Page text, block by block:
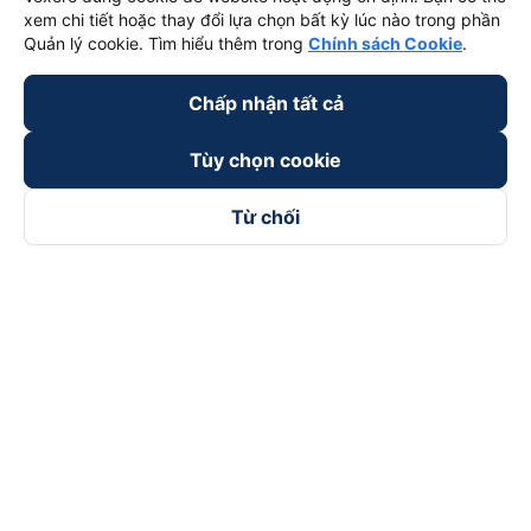
xem chi tiết hoặc thay đổi lựa chọn bất kỳ lúc nào trong phần
Quản lý cookie. Tìm hiểu thêm trong Chính sách Cookie.
Chấp nhận tất cả
Tùy chọn cookie
Từ chối